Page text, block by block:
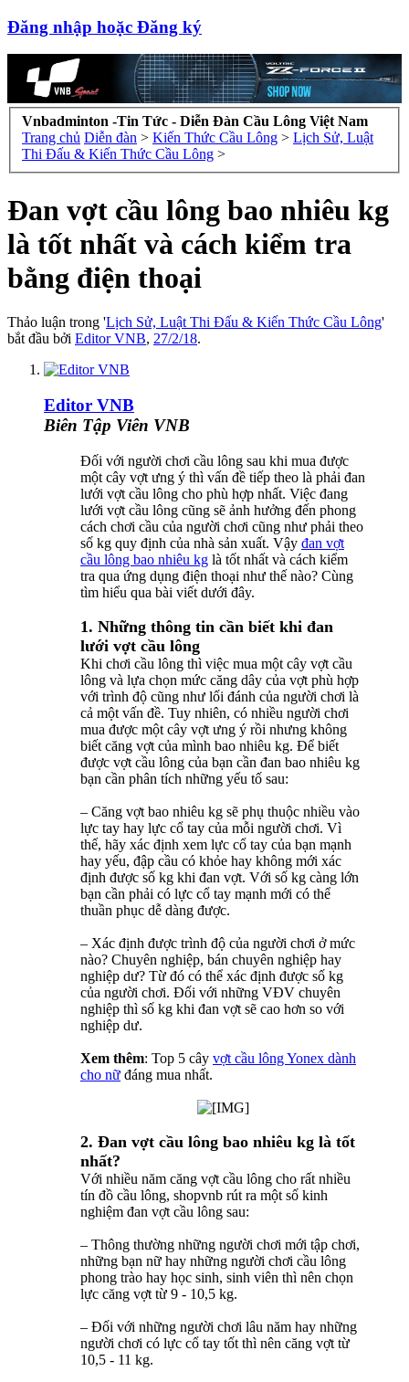
Đăng nhập hoặc Đăng ký
Vnbadminton -Tin Tức - Diễn Đàn Cầu Lông Việt Nam
Trang chủ Diễn đàn > Kiến Thức Cầu Lông > Lịch Sử, Luật
Thi Đấu & Kiến Thức Cầu Lông >
Đan vợt cầu lông bao nhiêu kg
là tốt nhất và cách kiểm tra
bằng điện thoại
Thảo luận trong 'Lịch Sử, Luật Thi Đấu & Kiến Thức Cầu Lông'
bắt đầu bởi Editor VNB, 27/2/18.
Editor VNB
Biên Tập Viên VNB
Đối với người chơi cầu lông sau khi mua được
một cây vợt ưng ý thì vấn đề tiếp theo là phải đan
lưới vợt cầu lông cho phù hợp nhất. Việc đang
lưới vợt cầu lông cũng sẽ ảnh hưởng đến phong
cách chơi cầu của người chơi cũng như phải theo
số kg quy định của nhà sản xuất. Vậy đan vợt
cầu lông bao nhiêu kg là tốt nhất và cách kiểm
tra qua ứng dụng điện thoại như thế nào? Cùng
tìm hiểu qua bài viết dưới đây.
1. Những thông tin cần biết khi đan
lưới vợt cầu lông
Khi chơi cầu lông thì việc mua một cây vợt cầu
lông và lựa chọn mức căng dây của vợt phù hợp
với trình độ cũng như lối đánh của người chơi là
cả một vấn đề. Tuy nhiên, có nhiều người chơi
mua được một cây vợt ưng ý rồi nhưng không
biết căng vợt của mình bao nhiêu kg. Để biết
được vợt cầu lông của bạn cần đan bao nhiêu kg
bạn cần phân tích những yếu tố sau:
– Căng vợt bao nhiêu kg sẽ phụ thuộc nhiều vào
lực tay hay lực cổ tay của mỗi người chơi. Vì
thế, hãy xác định xem lực cổ tay của bạn mạnh
hay yếu, đập cầu có khỏe hay không mới xác
định được số kg khi đan vợt. Với số kg càng lớn
bạn cần phải có lực cổ tay mạnh mới có thể
thuần phục dễ dàng được.
– Xác định được trình độ của người chơi ở mức
nào? Chuyên nghiệp, bán chuyên nghiệp hay
nghiệp dư? Từ đó có thể xác định được số kg
của người chơi. Đối với những VĐV chuyên
nghiệp thì số kg khi đan vợt sẽ cao hơn so với
nghiệp dư.
Xem thêm: Top 5 cây vợt cầu lông Yonex dành
cho nữ đáng mua nhất.
2. Đan vợt cầu lông bao nhiêu kg là tốt
nhất?
Với nhiều năm căng vợt cầu lông cho rất nhiều
tín đồ cầu lông, shopvnb rút ra một số kinh
nghiệm đan vợt cầu lông sau:
– Thông thường những người chơi mới tập chơi,
những bạn nữ hay những người chơi cầu lông
phong trào hay học sinh, sinh viên thì nên chọn
lực căng vợt từ 9 - 10,5 kg.
– Đối với những người chơi lâu năm hay những
người chơi có lực cổ tay tốt thì nên căng vợt từ
10,5 - 11 kg.